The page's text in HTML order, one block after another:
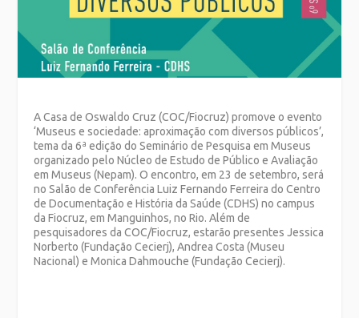
A Casa de Oswaldo Cruz (COC/Fiocruz) promove o evento
‘Museus e sociedade: aproximação com diversos públicos’,
tema da 6ª edição do Seminário de Pesquisa em Museus
organizado pelo Núcleo de Estudo de Público e Avaliação
em Museus (Nepam). O encontro, em 23 de setembro, será
no Salão de Conferência Luiz Fernando Ferreira do Centro
de Documentação e História da Saúde (CDHS) no campus
da Fiocruz, em Manguinhos, no Rio. Além de
pesquisadores da COC/Fiocruz, estarão presentes Jessica
Norberto (Fundação Cecierj), Andrea Costa (Museu
Nacional) e Monica Dahmouche (Fundação Cecierj).